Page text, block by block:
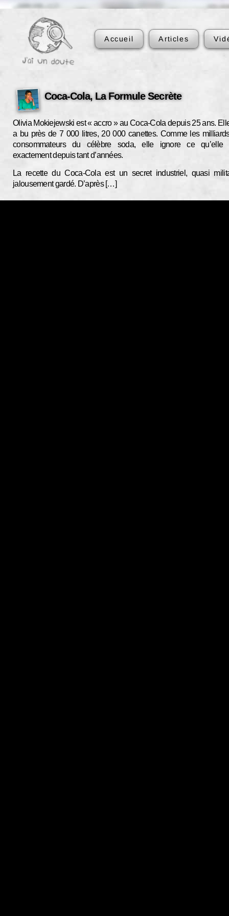
Accueil Articles
Coca-Cola, La Formule Secrète
Olivia Mokiejewski est « accro » au Coca-Cola depuis 25 ans.
a bu près de 7 000 litres, 20 000 canettes. Comme les
consommateurs du célèbre soda, elle ignore ce qu’elle
exactement depuis tant d’années.
La recette du Coca-Cola est un secret industriel, quasi
jalousement gardé. D’après […]